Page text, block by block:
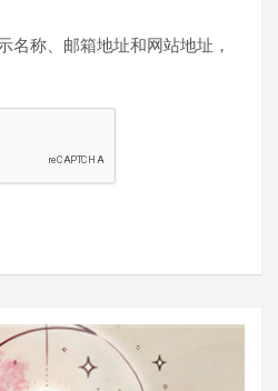
名称、邮箱地址和网站地址，